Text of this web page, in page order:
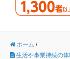
ホーム /
生活や事業持続の